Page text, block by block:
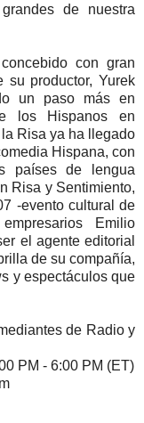
de nuestra
con gran
productor, Yurek
un paso más en
los Hispanos en
Risa ya ha llegado
Hispana, con
países de lengua
Risa y Sentimiento,
-evento cultural de
Emilio
el agente editorial
de su compañía,
y espectáculos que
de Radio y
PM - 6:00 PM (ET)